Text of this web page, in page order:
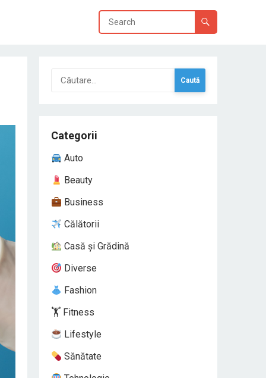
Caută
după:
Categorii
Auto
Beauty
Business
Călătorii
Casă și Grădină
Diverse
Fashion
🏋️ Fitness
Lifestyle
Sănătate